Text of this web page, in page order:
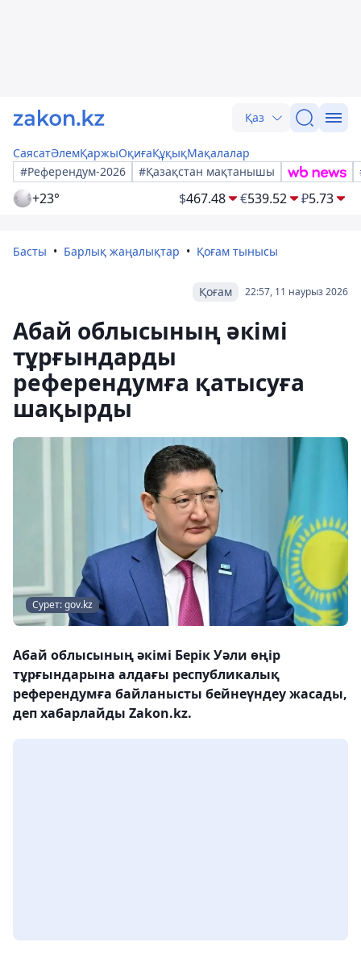
Қаз
СаясатӘлемҚаржыОқиғаҚұқықМақалалар
#Референдум-2026
#Қазақстан мақтанышы
+23° $467.48 €539.52 ₽5.73
Басты Барлық жаңалықтар Қоғам тынысы
22:57, 11 наурыз 2026
Қоғам
Абай облысының әкімі
тұрғындарды
референдумға қатысуға
шақырды
Сурет: gov.kz
Абай облысының әкімі Берік Уәли өңір
тұрғындарына алдағы республикалық
референдумға байланысты бейнеүндеу жасады,
деп хабарлайды Zakon.kz.